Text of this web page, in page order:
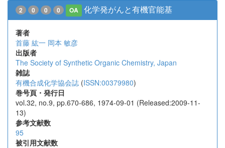
2 0 0 0 OA 化学発がんと有機官能基
著者
首藤 紘一 岡本 敏彦
出版者
The Society of Synthetic Organic Chemistry, Japan
雑誌
有機合成化学協会誌 (ISSN:00379980)
巻号頁・発行日
vol.32, no.9, pp.670-686, 1974-09-01 (Released:2009-11-
13)
参考文献数
95
被引用文献数